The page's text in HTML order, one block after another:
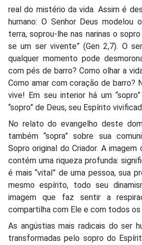
real do mistério da vida. Assim é
humano: O Senhor Deus modelou
terra, soprou-lhe nas narinas o
se um ser vivente” (Gen 2,7). O
qualquer momento pode
com pés de barro? Como olhar a
Como amar com coração de barro?
vive! Em seu interior há um
“sopro” de Deus, seu Espírito
No relato do evangelho deste
também “sopra” sobre sua
Sopro original do Criador. A imagem
contém uma riqueza profunda:
é mais “vital” de uma pessoa, sua
mesmo espírito, todo seu
imagem que faz sentir a
compartilha com Ele e com todos os
As angústias mais radicais do ser
transformadas pelo sopro do